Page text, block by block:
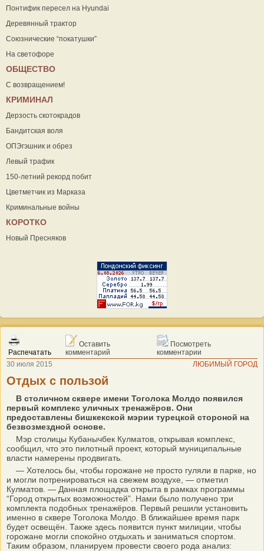
Понтифик пересел на Hyundai
Деревянный трактор
Союзнические “покатушки”
На светофоре
ОБЩЕСТВО
С возвращением!
КРИМИНАЛ
Дерзость скотокрадов
Бандитская воля
ОПЭгэшник и обрез
Левый трафик
150-летний рекорд побит
Цветметчик из Марказа
Криминальные войны
КОРОТКО
Новый Пресняков
Распечатать
Оставить
комментарий
Посмотреть
комментарии
30 июля 2015
ЛЮБИМЫЙ ГОРОД
Отдых с пользой
В столичном сквере имени Тоголока Молдо появился
первый комплекс уличных тренажёров. Они
предоставлены бишкекской мэрии турецкой стороной на
безвозмездной основе.
Мэр столицы Кубанычбек Кулматов, открывая комплекс,
сообщил, что это пилотный проект, который муниципальные
власти намерены продвигать.
— Хотелось бы, чтобы горожане не просто гуляли в парке, но
и могли потренироваться на свежем воздухе, — отметил
Кулматов. — Данная площадка открыта в рамках программы
“Город открытых возможностей”. Нами было получено три
комплекта подобных тренажёров. Первый решили установить
именно в сквере Тоголока Молдо. В ближайшее время парк
будет освещён. Также здесь появится пункт милиции, чтобы
горожане могли спокойно отдыхать и заниматься спортом.
Таким образом, планируем провести своего рода анализ: